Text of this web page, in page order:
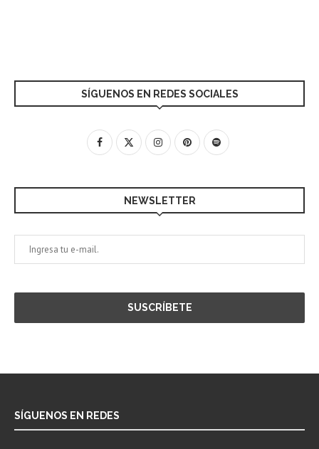
SÍGUENOS EN REDES SOCIALES
NEWSLETTER
SÍGUENOS EN REDES